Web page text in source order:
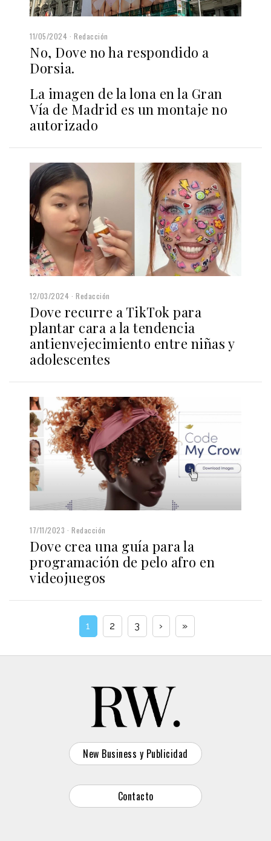
11/05/2024 Redacción
No, Dove no ha respondido a
Dorsia.
La imagen de la lona en la Gran
Vía de Madrid es un montaje no
autorizado
12/03/2024 Redacción
Dove recurre a TikTok para
plantar cara a la tendencia
antienvejecimiento entre niñas y
adolescentes
17/11/2023 Redacción
Dove crea una guía para la
programación de pelo afro en
videojuegos
1 2 3 › »
New Business y Publicidad
Contacto